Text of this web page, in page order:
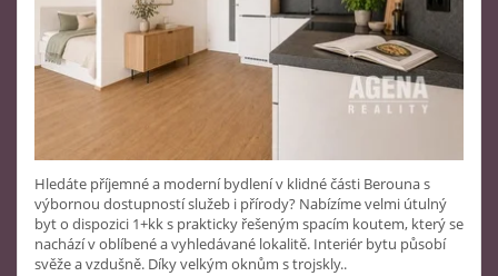
Hledáte příjemné a moderní bydlení v klidné části Berouna s
výbornou dostupností služeb i přírody? Nabízíme velmi útulný
byt o dispozici 1+kk s prakticky řešeným spacím koutem, který se
nachází v oblíbené a vyhledávané lokalitě. Interiér bytu působí
svěže a vzdušně. Díky velkým oknům s trojskly..